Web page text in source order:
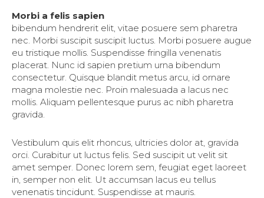
Morbi a felis sapien
bibendum hendrerit elit, vitae posuere sem pharetra
nec. Morbi suscipit suscipit luctus. Morbi posuere augue
eu tristique mollis. Suspendisse fringilla venenatis
placerat. Nunc id sapien pretium urna bibendum
consectetur. Quisque blandit metus arcu, id ornare
magna molestie nec. Proin malesuada a lacus nec
mollis. Aliquam pellentesque purus ac nibh pharetra
gravida.
Vestibulum quis elit rhoncus, ultricies dolor at, gravida
orci. Curabitur ut luctus felis. Sed suscipit ut velit sit
amet semper. Donec lorem sem, feugiat eget laoreet
in, semper non elit. Ut accumsan lacus eu tellus
venenatis tincidunt. Suspendisse at mauris.